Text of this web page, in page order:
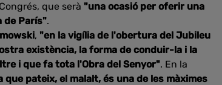
que serà "una ocasió per oferir una
de París".
, "en la vigília de l'obertura del Jubileu
existència, la forma de conduir-la i la
i que fa tota l'Obra del Senyor". En la
que pateix, el malalt, és una de les màximes